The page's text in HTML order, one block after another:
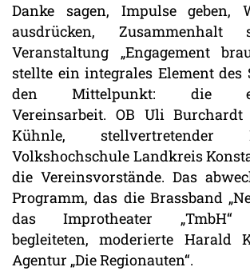
Danke sagen, Impulse geben,
ausdrücken, Zusammenhalt
Veranstaltung „Engagement
stellte ein integrales Element des
den Mittelpunkt: die
Vereinsarbeit. OB Uli
Kühnle,
Volkshochschule Landkreis
die Vereinsvorstände. Das
Programm, das die Brassband
das Improtheater „TmbH“
begleiteten, moderierte Harald
Agentur „Die Regionauten“.